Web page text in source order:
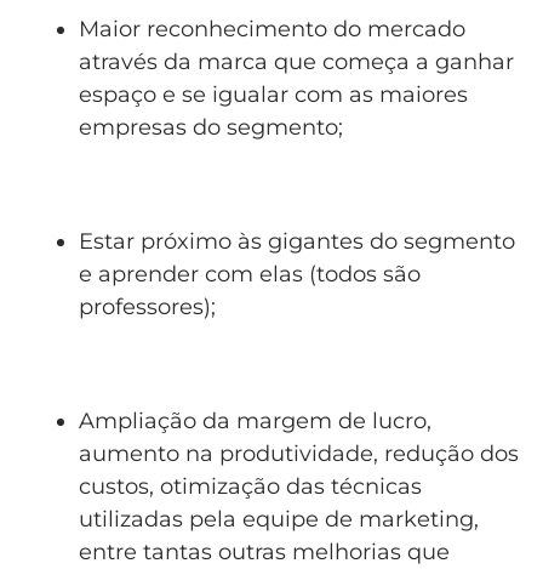
Maior reconhecimento do mercado
através da marca que começa a ganhar
espaço e se igualar com as maiores
empresas do segmento;
Estar próximo às gigantes do segmento
e aprender com elas (todos são
professores);
Ampliação da margem de lucro,
aumento na produtividade, redução dos
custos, otimização das técnicas
utilizadas pela equipe de marketing,
entre tantas outras melhorias que